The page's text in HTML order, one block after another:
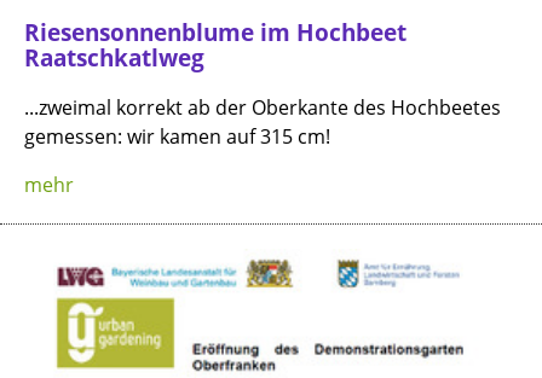
Riesensonnenblume im Hochbeet
Raatschkatlweg
...zweimal korrekt ab der Oberkante des Hochbeetes
gemessen: wir kamen auf 315 cm!
mehr